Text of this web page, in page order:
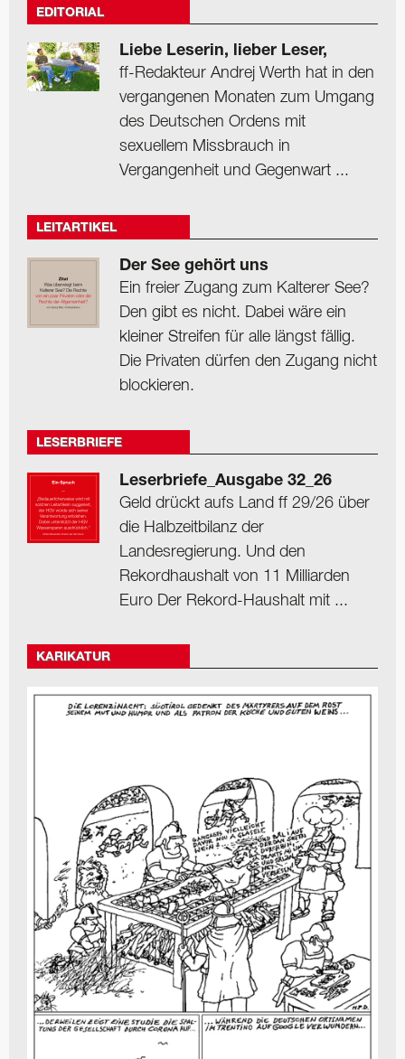
EDITORIAL
Liebe Leserin, lieber Leser,
ff-Redakteur Andrej Werth hat in den
vergangenen Monaten zum Umgang
des Deutschen Ordens mit
sexuellem Missbrauch in
Vergangenheit und Gegenwart ...
LEITARTIKEL
Der See gehört uns
Ein freier Zugang zum Kalterer See?
Den gibt es nicht. Dabei wäre ein
kleiner Streifen für alle längst fällig.
Die Privaten dürfen den Zugang nicht
blockieren.
LESERBRIEFE
Leserbriefe_Ausgabe 32_26
Geld drückt aufs Land ff 29/26 über
die Halbzeitbilanz der
Landesregierung. Und den
Rekordhaushalt von 11 Milliarden
Euro Der Rekord-Haushalt mit ...
KARIKATUR